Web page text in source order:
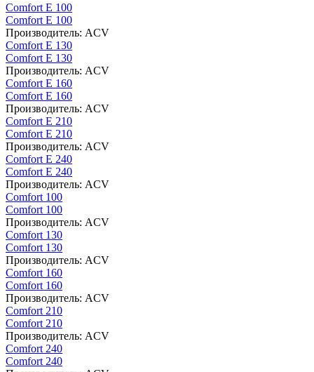
Comfort E 100
Comfort E 100
Производитель: ACV
Comfort E 130
Comfort E 130
Производитель: ACV
Comfort E 160
Comfort E 160
Производитель: ACV
Comfort E 210
Comfort E 210
Производитель: ACV
Comfort E 240
Comfort E 240
Производитель: ACV
Comfort 100
Comfort 100
Производитель: ACV
Comfort 130
Comfort 130
Производитель: ACV
Comfort 160
Comfort 160
Производитель: ACV
Comfort 210
Comfort 210
Производитель: ACV
Comfort 240
Comfort 240